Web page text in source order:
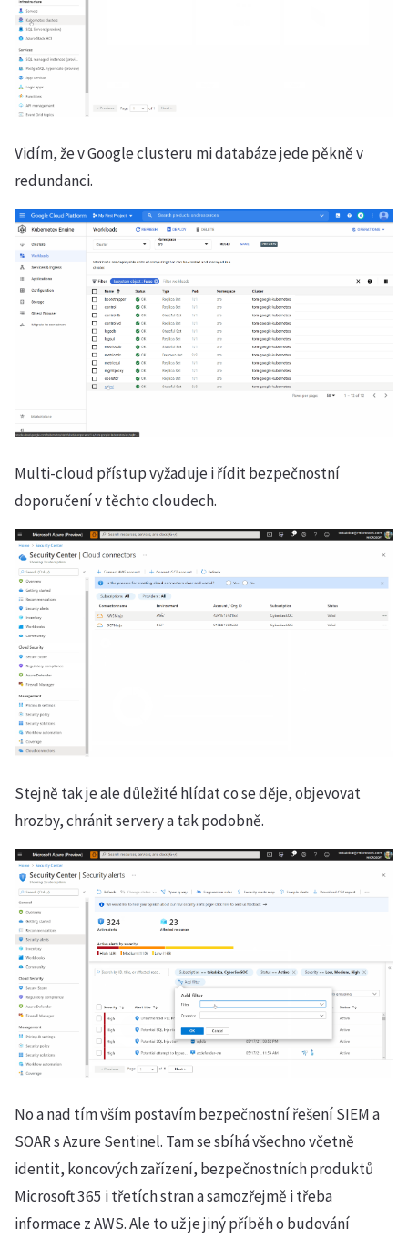
Vidím, že v Google clusteru mi databáze jede pěkně v
redundanci.
Multi-cloud přístup vyžaduje i řídit bezpečnostní
doporučení v těchto cloudech.
Stejně tak je ale důležité hlídat co se děje, objevovat
hrozby, chránit servery a tak podobně.
No a nad tím vším postavím bezpečnostní řešení SIEM a
SOAR s Azure Sentinel. Tam se sbíhá všechno včetně
identit, koncových zařízení, bezpečnostních produktů
Microsoft 365 i třetích stran a samozřejmě i třeba
informace z AWS. Ale to už je jiný příběh o budování